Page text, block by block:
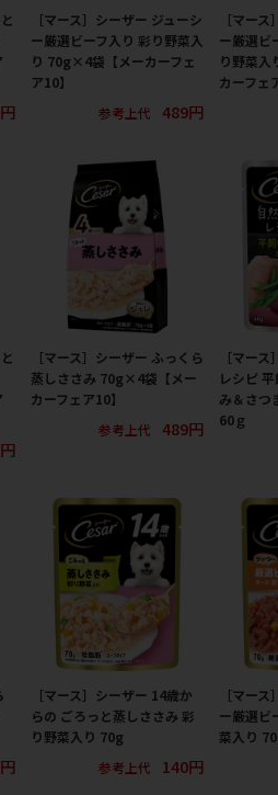
［マース］シーザー ジューシ
ー厳選ビーフ入り 彩り野菜入
り 70g×4袋【メーカーフェ
ア10】
参考上代
489円
［マー
ー厳選ビ
り野菜
カーフェ
［マース］シーザー ふっくら
蒸しささみ 70g×4袋【メー
カーフェア10】
参考上代
489円
［マー
レシピ
み＆さつ
60ｇ
［マース］シーザー 14歳か
らの ごろっと蒸しささみ 彩
り野菜入り 70g
参考上代
140円
［マー
ー厳選ビ
菜入り